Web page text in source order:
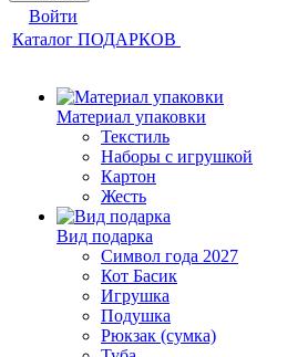
Войти
Каталог ПОДАРКОВ
Материал упаковки
Текстиль
Наборы с игрушкой
Картон
Жесть
Вид подарка
Символ года 2027
Кот Басик
Игрушка
Подушка
Рюкзак (сумка)